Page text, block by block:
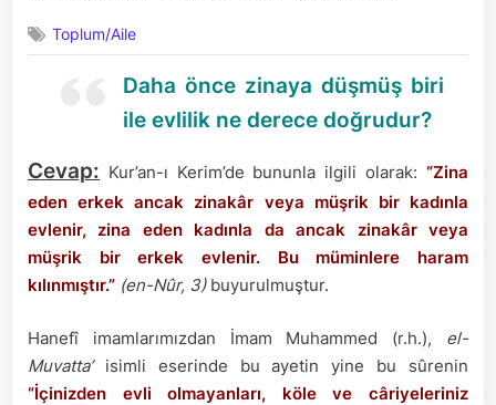
düşmüş
biri
evlilik
derece
doğrudur?
Toplum/Aile
Daha önce zinaya düşmüş biri
ile evlilik ne derece doğrudur?
Cevap: Kur’an-ı Kerim’de bununla ilgili olarak: “Zina
eden erkek ancak zinakâr veya müşrik bir kadınla
evlenir, zina eden kadınla da ancak zinakâr veya
müşrik bir erkek evlenir. Bu müminlere haram
kılınmıştır.” (en-Nûr, 3) buyurulmuştur.
Hanefî imamlarımızdan İmam Muhammed (r.h.), el-
Muvatta’isimli eserinde bu ayetin yine bu sûrenin
“İçinizden evli olmayanları, köle ve câriyeleriniz